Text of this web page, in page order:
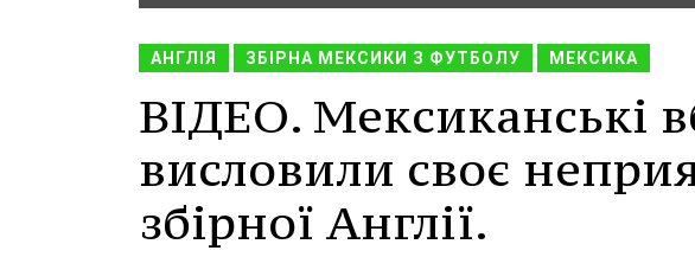
АНГЛІЯ ЗБІРНА МЕКСИКИ З ФУТБОЛУ МЕКСИКА
ВІДЕО. Мексиканські
висловили своє
збірної Англії.